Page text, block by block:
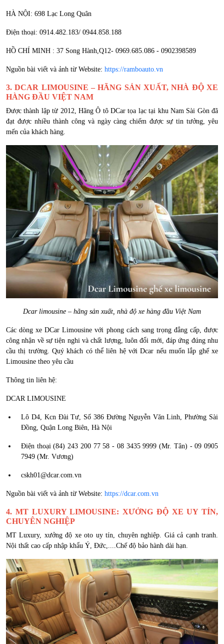
HÀ NỘI: 698 Lạc Long Quân
Điện thoại: 0914.482.183/ 0944.858.188
HỒ CHÍ MINH : 37 Song Hành,Q12- 0969.685.086 - 0902398589
Nguồn bài viết và ảnh từ Website: https://ramboauto.vn
3. DCAR LIMOUSINE – HÃNG SẢN XUẤT, NHÀ ĐỘ XE
HÀNG ĐẦU VIỆT NAM
Được thành lập từ 2012, Hãng Ô tô DCar tọa lạc tại khu Nam Sài Gòn đã
đạt được nhiều thành công và ngày càng chiếm được sự tin tưởng, yêu
mến của khách hàng.
Dcar limousine – hãng sản xuất, nhà độ xe hàng đầu Việt Nam
Các dòng xe DCar Limousine với phong cách sang trọng đẳng cấp, được
công nhận về sự tiện nghi và chất lượng, luôn đổi mới, đáp ứng đúng nhu
cầu thị trường. Quý khách có thể liên hệ với Dcar nếu muốn lắp ghế xe
Limousine theo yêu cầu
Thông tin liên hệ:
DCAR LIMOUSINE
Lô D4, Kcn Đài Tư, Số 386 Đường Nguyễn Văn Linh, Phường Sài
Đồng, Quận Long Biên, Hà Nội
Điện thoại (84) 243 200 77 58 - 08 3435 9999 (Mr. Tân) - 09 0905
7949 (Mr. Vương)
cskh01@dcar.com.vn
Nguồn bài viết và ảnh từ Website: https://dcar.com.vn
4. MT LUXURY LIMOUSINE: XƯỞNG ĐỘ XE UY TÍN,
CHUYÊN NGHIỆP
MT Luxury, xưởng độ xe oto uy tín, chuyên nghiệp. Giá cả cạnh tranh.
Nội thất cao cấp nhập khẩu Ý, Đức,....Chế độ bảo hành dài hạn.